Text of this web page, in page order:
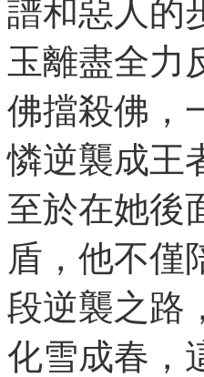
譜和惡人的
玉離盡全力
佛擋殺佛，
憐逆襲成王
至於在她後
盾，他不僅
段逆襲之路
化雪成春，